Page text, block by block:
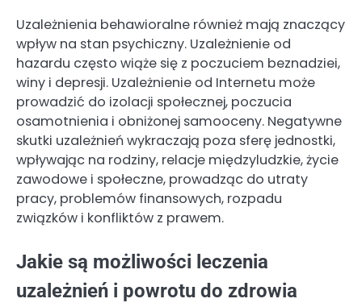
Uzależnienia behawioralne również mają znaczący
wpływ na stan psychiczny. Uzależnienie od
hazardu często wiąże się z poczuciem beznadziei,
winy i depresji. Uzależnienie od Internetu może
prowadzić do izolacji społecznej, poczucia
osamotnienia i obniżonej samooceny. Negatywne
skutki uzależnień wykraczają poza sferę jednostki,
wpływając na rodziny, relacje międzyludzkie, życie
zawodowe i społeczne, prowadząc do utraty
pracy, problemów finansowych, rozpadu
związków i konfliktów z prawem.
Jakie są możliwości leczenia
uzależnień i powrotu do zdrowia